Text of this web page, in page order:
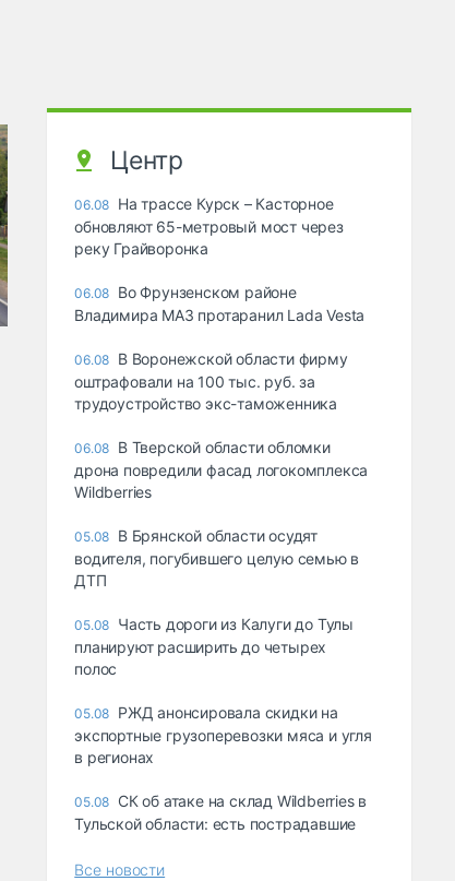
Центр
06.08 На трассе Курск – Касторное
обновляют 65-метровый мост через
реку Грайворонка
06.08 Во Фрунзенском районе
Владимира МАЗ протаранил Lada Vesta
06.08 В Воронежской области фирму
оштрафовали на 100 тыс. руб. за
трудоустройство экс-таможенника
06.08 В Тверской области обломки
дрона повредили фасад логокомплекса
Wildberries
05.08 В Брянской области осудят
водителя, погубившего целую семью в
ДТП
05.08 Часть дороги из Калуги до Тулы
планируют расширить до четырех
полос
05.08 РЖД анонсировала скидки на
экспортные грузоперевозки мяса и угля
в регионах
05.08 СК об атаке на склад Wildberries в
Тульской области: есть пострадавшие
Все новости